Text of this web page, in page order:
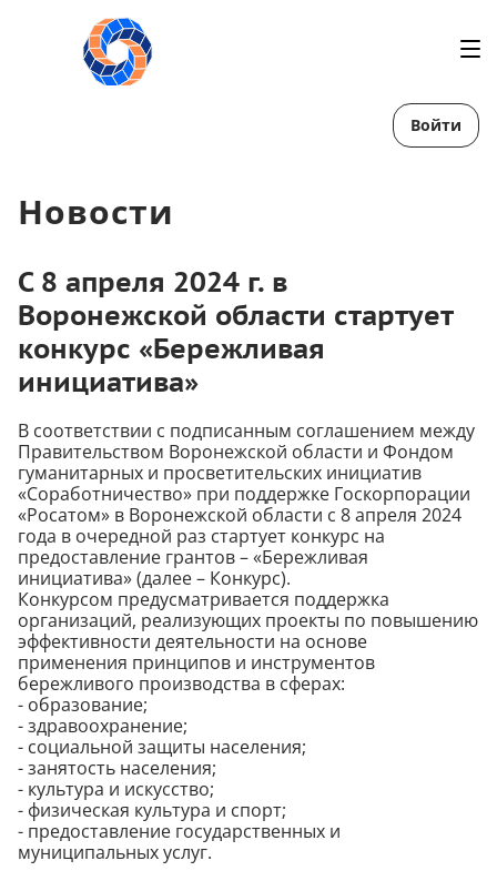
Войти
Новости
С 8 апреля 2024 г. в
Воронежской области стартует
конкурс «Бережливая
инициатива»
В соответствии с подписанным соглашением между
Правительством Воронежской области и Фондом
гуманитарных и просветительских инициатив
«Соработничество» при поддержке Госкорпорации
«Росатом» в Воронежской области с 8 апреля 2024
года в очередной раз стартует конкурс на
предоставление грантов – «Бережливая
инициатива» (далее – Конкурс).
Конкурсом предусматривается поддержка
организаций, реализующих проекты по повышению
эффективности деятельности на основе
применения принципов и инструментов
бережливого производства в сферах:
- образование;
- здравоохранение;
- социальной защиты населения;
-занятость населения;
- культура и искусство;
- физическая культура и спорт;
- предоставление государственных и
муниципальных услуг.